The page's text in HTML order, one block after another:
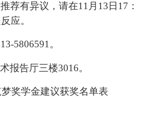
荐有异议，请在11 月 13 日 17 ：
应。
5806591。
报告厅三楼3016。
奖学金建议获奖名单表